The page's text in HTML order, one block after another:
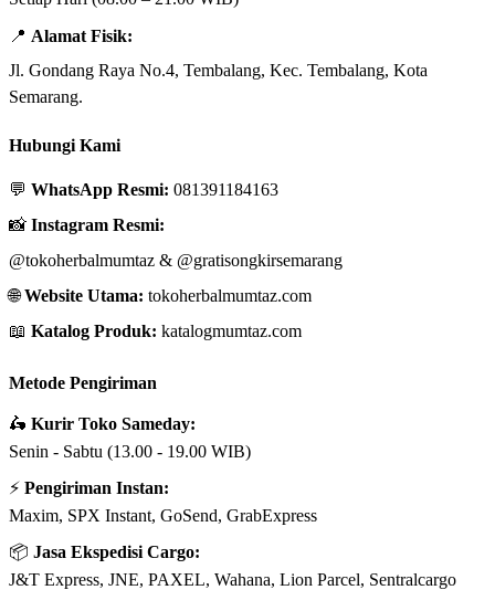
📍 Alamat Fisik:
Jl. Gondang Raya No.4, Tembalang, Kec. Tembalang, Kota
Semarang.
Hubungi Kami
💬 WhatsApp Resmi: 081391184163
📸 Instagram Resmi:
@tokoherbalmumtaz & @gratisongkirsemarang
🌐Website Utama: tokoherbalmumtaz.com
📖 Katalog Produk: katalogmumtaz.com
Metode Pengiriman
🛵 Kurir Toko Sameday:
Senin - Sabtu (13.00 - 19.00 WIB)
⚡ Pengiriman Instan:
Maxim, SPX Instant, GoSend, GrabExpress
📦 Jasa Ekspedisi Cargo:
J&T Express, JNE, PAXEL, Wahana, Lion Parcel, Sentralcargo